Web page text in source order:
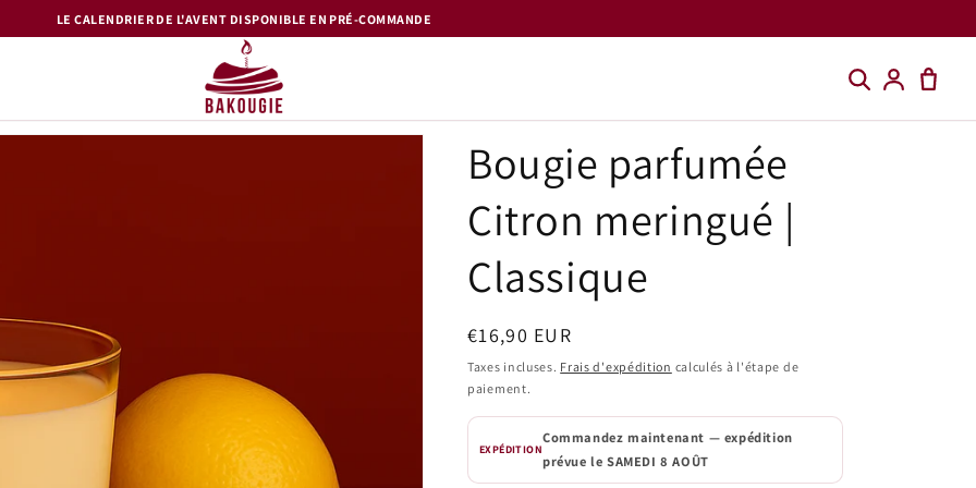
LE CALENDRIER DE L'AVENT DISPONIBLE EN PRÉ-COMMANDE
Bougie parfumée
Citron meringué |
Classique
Prix
habituel
€16,90 EUR
Taxes incluses. Frais d'expédition calculés à l'étape de
paiement.
EXPÉDITION
Commandez maintenant — expédition
prévue le SAMEDI 8 AOÛT